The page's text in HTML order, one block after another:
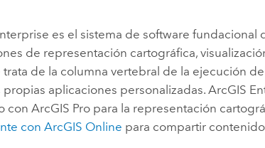
es el sistema de software fundacional
de representación cartográfica,
trata de la columna vertebral de la ejecución
propias aplicaciones personalizadas.ArcGIS
conArcGIS Pro para la representación
conArcGIS Online para compartir